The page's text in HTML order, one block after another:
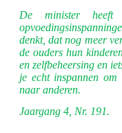
De minister
denkt, dat nog meer
de ouders hun
en zelfbeheersing en
je echt inspannen om
naar anderen.
Jaargang 4, Nr. 191.